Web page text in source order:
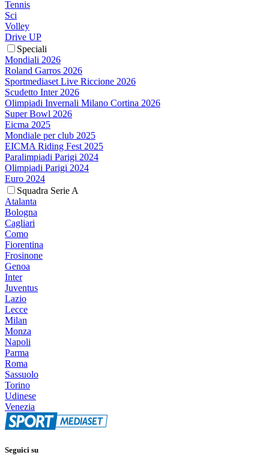
Tennis
Sci
Volley
Drive UP
Speciali
Mondiali 2026
Roland Garros 2026
Sportmediaset Live Riccione 2026
Scudetto Inter 2026
Olimpiadi Invernali Milano Cortina 2026
Super Bowl 2026
Eicma 2025
Mondiale per club 2025
EICMA Riding Fest 2025
Paralimpiadi Parigi 2024
Olimpiadi Parigi 2024
Euro 2024
Squadra Serie A
Atalanta
Bologna
Cagliari
Como
Fiorentina
Frosinone
Genoa
Inter
Juventus
Lazio
Lecce
Milan
Monza
Napoli
Parma
Roma
Sassuolo
Torino
Udinese
Venezia
Seguici su